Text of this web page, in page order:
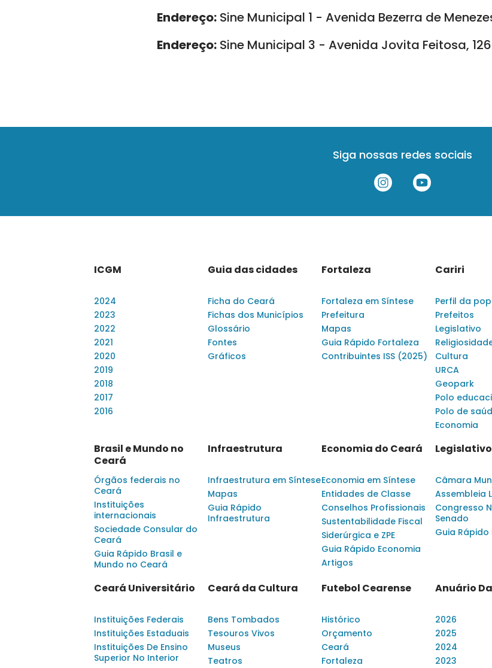
Endereço: Sine Municipal 1 - Avenida Bezerra de
Endereço: Sine Municipal 3 - Avenida Jovita Feitosa,
Siga nossas redes sociais
ICGM
2024
2023
2022
2021
2020
2019
2018
2017
2016
Guia das cidades
Ficha do Ceará
Fichas dos Municípios
Glossário
Fontes
Gráficos
Fortaleza
Fortaleza em Síntese
Prefeitura
Mapas
Guia Rápido Fortaleza
Contribuintes ISS (2025)
Cariri
Perfil da
Prefeitos
Legislativo
Cultura
URCA
Geopark
Polo
Polo de
Economia
Brasil e Mundo no
Ceará
Órgãos federais no
Ceará
Instituições
internacionais
Sociedade Consular do
Ceará
Guia Rápido Brasil e
Mundo no Ceará
Infraestrutura
Infraestrutura em Síntese
Mapas
Guia Rápido
Infraestrutura
Economia do Ceará
Economia em Síntese
Entidades de Classe
Conselhos Profissionais
Sustentabilidade Fiscal
Siderúrgica e ZPE
Guia Rápido Economia
Artigos
Legislativo
Câmara
Assembleia
Congresso
Senado
Guia Rápido
Ceará Universitário
Instituições Federais
Instituições Estaduais
Instituições De Ensino
Superior No Interior
Ceará da Cultura
Bens Tombados
Tesouros Vivos
Museus
Teatros
Futebol Cearense
Histórico
Orçamento
Ceará
Fortaleza
Anuário
2026
2025
2024
2023